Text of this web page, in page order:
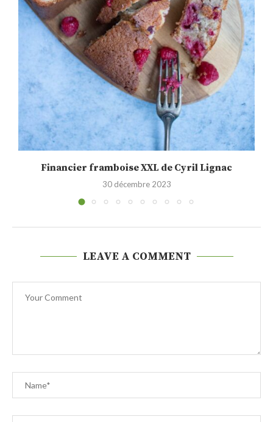
Financier framboise XXL de Cyril Lignac
30 décembre 2023
LEAVE A COMMENT